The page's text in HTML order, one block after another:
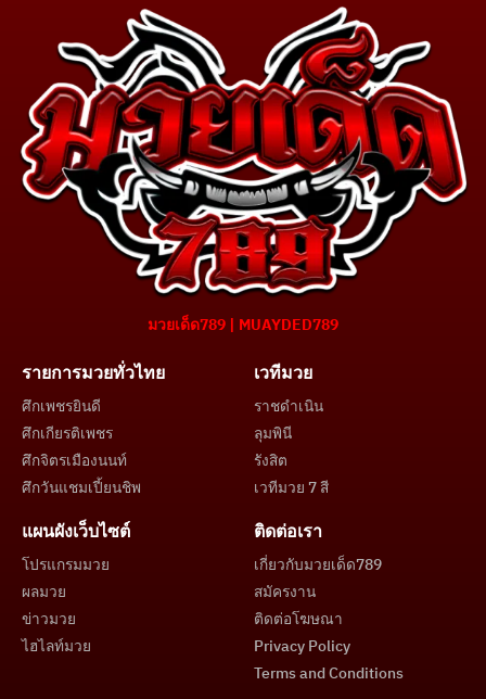
มวยเด็ด789 | MUAYDED789
รายการมวยทั่วไทย
ศึกเพชรยินดี
ศึกเกียรติเพชร
ศึกจิตรเมืองนนท์
ศึกวันแชมเปี้ยนชิพ
เวทีมวย
ราชดำเนิน
ลุมพินี
รังสิต
เวทีมวย 7 สี
แผนผังเว็บไซต์
โปรแกรมมวย
ผลมวย
ข่าวมวย
ไฮไลท์มวย
ติดต่อเรา
เกี่ยวกับมวยเด็ด789
สมัครงาน
ติดต่อโฆษณา
Privacy Policy
Terms and Conditions